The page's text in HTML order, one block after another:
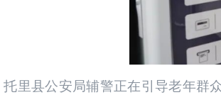
托里县公安局辅警正在引导老年群